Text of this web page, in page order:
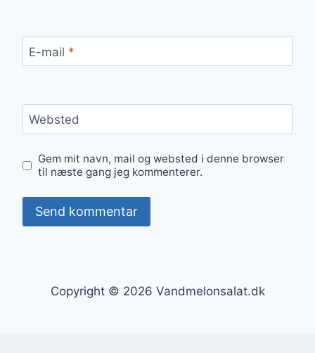
E-mail *
Websted
Gem mit navn, mail og websted i denne browser
til næste gang jeg kommenterer.
Copyright © 2026 Vandmelonsalat.dk